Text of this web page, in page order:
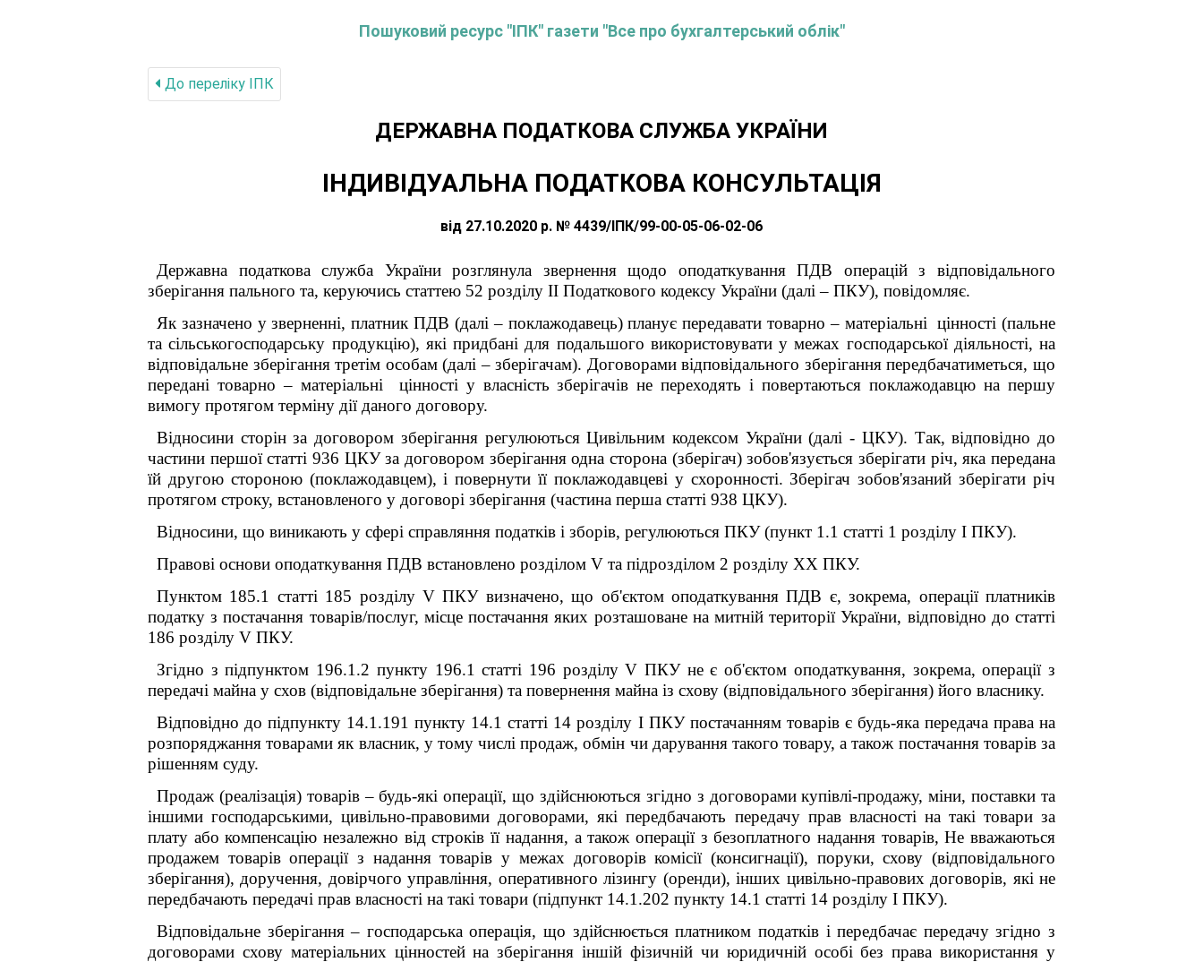
Пошуковий ресурс "ІПК" газети "Все про бухгалтерський облік"
До переліку IПК
ДЕРЖАВНА ПОДАТКОВА СЛУЖБА УКРАЇНИ
ІНДИВІДУАЛЬНА ПОДАТКОВА КОНСУЛЬТАЦІЯ
від 27.10.2020 р. № 4439/ІПК/99-00-05-06-02-06
Державна податкова служба України розглянула звернення щодо оподаткування ПДВ операцій з відповідального
зберігання пального та, керуючись статтею 52 розділу ІІ Податкового кодексу України (далі – ПКУ), повідомляє.
Як зазначено у зверненні, платник ПДВ (далі – поклажодавець) планує передавати товарно – матеріальні цінності (пальне
та сільськогосподарську продукцію), які придбані для подальшого використовувати у межах господарської діяльності, на
відповідальне зберігання третім особам (далі – зберігачам). Договорами відповідального зберігання передбачатиметься, що
передані товарно – матеріальні цінності у власність зберігачів не переходять і повертаються поклажодавцю на першу
вимогу протягом терміну дії даного договору.
Відносини сторін за договором зберігання регулюються Цивільним кодексом України (далі - ЦКУ). Так, відповідно до
частини першої статті 936 ЦКУ за договором зберігання одна сторона (зберігач) зобов'язується зберігати річ, яка передана
їй другою стороною (поклажодавцем), і повернути її поклажодавцеві у схоронності. Зберігач зобов'язаний зберігати річ
протягом строку, встановленого у договорі зберігання (частина перша статті 938 ЦКУ).
Відносини, що виникають у сфері справляння податків і зборів, регулюються ПКУ (пункт 1.1 статті 1 розділу І ПКУ).
Правові основи оподаткування ПДВ встановлено розділом V та підрозділом 2 розділу XX ПКУ.
Пунктом 185.1 статті 185 розділу V ПКУ визначено, що об'єктом оподаткування ПДВ є, зокрема, операції платників
податку з постачання товарів/послуг, місце постачання яких розташоване на митній території України, відповідно до статті
186 розділу V ПКУ.
Згідно з підпунктом 196.1.2 пункту 196.1 статті 196 розділу V ПКУ не є об'єктом оподаткування, зокрема, операції з
передачі майна у схов (відповідальне зберігання) та повернення майна із схову (відповідального зберігання) його власнику.
Відповідно до підпункту 14.1.191 пункту 14.1 статті 14 розділу I ПКУ постачанням товарів є будь-яка передача права на
розпоряджання товарами як власник, у тому числі продаж, обмін чи дарування такого товару, а також постачання товарів за
рішенням суду.
Продаж (реалізація) товарів – будь-які операції, що здійснюються згідно з договорами купівлі-продажу, міни, поставки та
іншими господарськими, цивільно-правовими договорами, які передбачають передачу прав власності на такі товари за
плату або компенсацію незалежно від строків її надання, а також операції з безоплатного надання товарів, Не вважаються
продажем товарів операції з надання товарів у межах договорів комісії (консигнації), поруки, схову (відповідального
зберігання), доручення, довірчого управління, оперативного лізингу (оренди), інших цивільно-правових договорів, які не
передбачають передачі прав власності на такі товари (підпункт 14.1.202 пункту 14.1 статті 14 розділу I ПКУ).
Відповідальне зберігання – господарська операція, що здійснюється платником податків і передбачає передачу згідно з
договорами схову матеріальних цінностей на зберігання іншій фізичній чи юридичній особі без права використання у